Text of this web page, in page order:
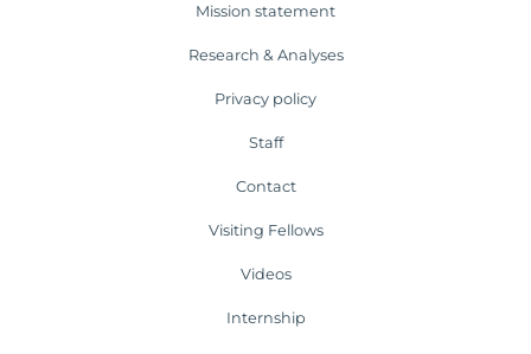
Mission statement
Research & Analyses
Privacy policy
Staff
Contact
Visiting Fellows
Videos
Internship